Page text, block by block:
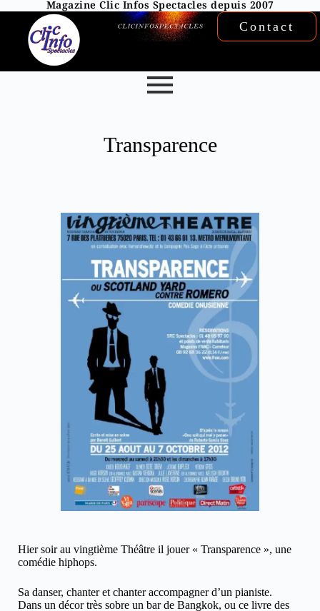
Magazine Clic Infos Spectacles depuis 2007
Contact
Transparence
Hier soir au vingtième Théâtre il jouer « Transparence », une
comédie hiphops.
Sa danser, chanter et chanter accompagner d’un pianiste.
Dans un décor très sobre un bar de Bangkok, ou ce livre des